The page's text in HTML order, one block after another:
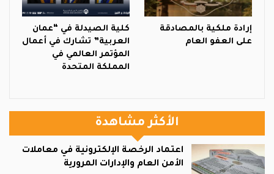
إرادة ملكية بالمصادقة
على العفو العام
كلية الصيدلة في “عمان
العربية” تشارك في أعمال
المؤتمر العالمي في
المملكة المتحدة
الأكثر مشاهدة
اعتماد الرخصة الإلكترونية في معاملات
الأمن العام والإدارات المرورية